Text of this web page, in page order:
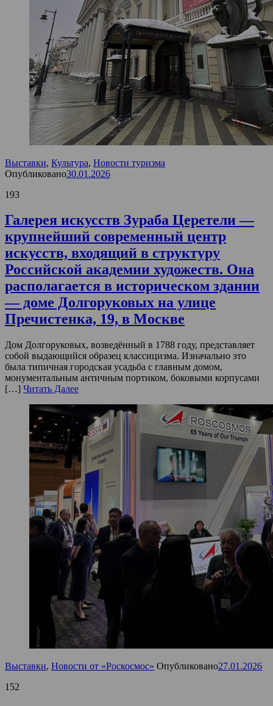
Выставки, Культура, Новости туризма
Опубликовано30.01.2026
193
Галерея искусств Зураба Церетели —
крупнейший современный центр
искусств, входящий в структуру
Российской академии художеств. Она
располагается в историческом здании
— доме Долгоруковых на улице
Пречистенка, 19, в Москве
Дом Долгоруковых, возведённый в 1788 году, представляет
собой выдающийся образец классицизма. Изначально это
была типичная городская усадьба с главным домом,
монументальным античным портиком, боковыми корпусами
[…] Читать Далее
Выставки, Новости от «Роскосмос» Опубликовано27.01.2026
152